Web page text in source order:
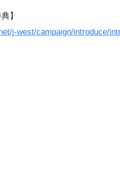
】
j-west/campaign/introduce/